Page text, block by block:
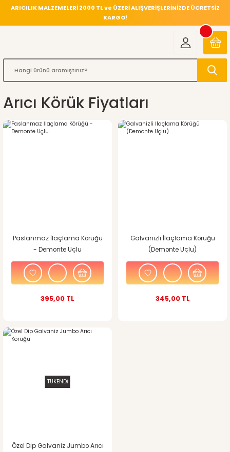
ARICILIK MALZEMELERİ 2000 TL ve ÜZERİ ALIŞVERİŞLERİNİZDE ÜCRETSİZ
KARGO!
Arıcı Körük Fiyatları
Paslanmaz İlaçlama Körüğü
- Demonte Uçlu
395,00 TL
Galvanizli İlaçlama Körüğü
(Demonte Uçlu)
345,00 TL
TÜKENDİ
Özel Dip Galvaniz Jumbo Arıcı